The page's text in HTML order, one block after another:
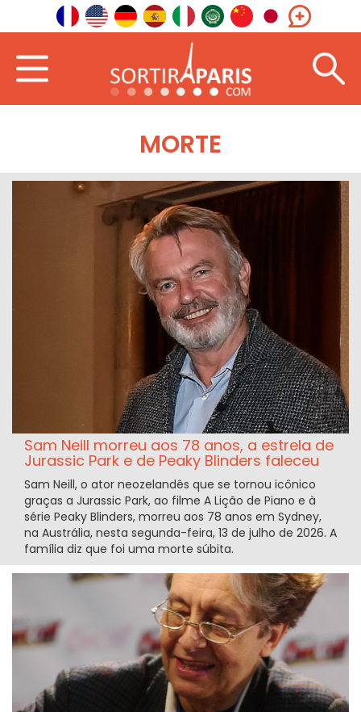
MORTE
Sam Neill morreu aos 78 anos, a estrela de
Jurassic Park e de Peaky Blinders faleceu
Sam Neill, o ator neozelandês que se tornou icônico
graças a Jurassic Park, ao filme A Lição de Piano e à
série Peaky Blinders, morreu aos 78 anos em Sydney,
na Austrália, nesta segunda-feira, 13 de julho de 2026. A
família diz que foi uma morte súbita.